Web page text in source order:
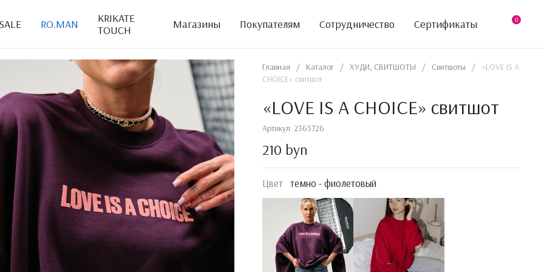
SALE RO.MAN
KRIKATE
TOUCH
Магазины Покупателям Сотрудничество Сертификаты 0
Главная / Каталог / ХУДИ, СВИТШОТЫ / Свитшоты /
«LOVE IS A
CHOICE» свитшот
«LOVE IS A CHOICE» свитшот
Артикул 2365726
210 byn
Цвет темно - фиолетовый